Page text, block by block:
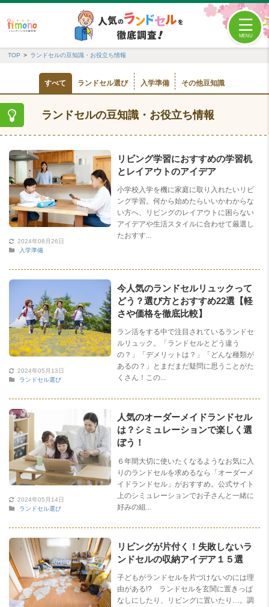
TOP ランドセルの豆知識・お役立ち情報
すべて ランドセル選び 入学準備 その他豆知識
ランドセルの豆知識・お役立ち情報
リビング学習におすすめの学習机
とレイアウトのアイデア
小学校入学を機に家庭に取り入れたいリビ
ング学習。何から始めたらいいかわからな
い方へ、リビングのレイアウトに困らない
アイデアや生活スタイルに合わせて厳選し
たおすす...
2024年08月26日
入学準備
今人気のランドセルリュックって
どう？選び方とおすすめ22選【軽
さや価格を徹底比較】
ラン活をする中で注目されているランドセ
ルリュック。「ランドセルとどう違う
の？」「デメリットは？」「どんな種類が
あるの？」とまだまだ疑問に思うことがた
くさん！この...
2024年05月13日
ランドセル選び
人気のオーダーメイドランドセル
は？シミュレーションで楽しく選
ぼう！
６年間大切に使いたくなるようなお気に入
りのランドセルを求めるなら「オーダーメ
イドランドセル」がおすすめ。公式サイト
上のシミュレーションでお子さんと一緒に
好みの組...
2024年05月14日
ランドセル選び
リビングが片付く！失敗しないラ
ンドセルの収納アイデア１５選
子どもがランドセルを片づけないのには理
由がある!? ランドセルを玄関に置きっぱ
なしにしたり、リビングに置いたり…。調